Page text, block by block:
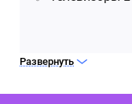
Подробности
Развернуть